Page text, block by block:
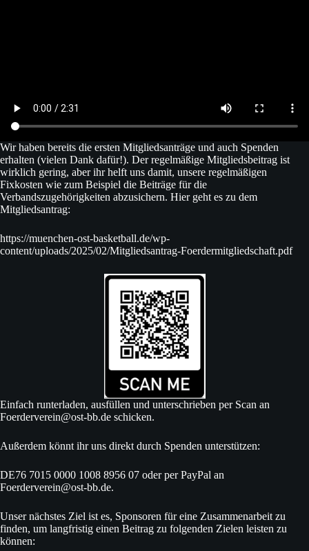
Wir haben bereits die ersten Mitgliedsanträge und auch Spenden
erhalten (vielen Dank dafür!). Der regelmäßige Mitgliedsbeitrag ist
wirklich gering, aber ihr helft uns damit, unsere regelmäßigen
Fixkosten wie zum Beispiel die Beiträge für die
Verbandszugehörigkeiten abzusichern. Hier geht es zu dem
Mitgliedsantrag:
https://muenchen-ost-basketball.de/wp-
content/uploads/2025/02/Mitgliedsantrag-Foerdermitgliedschaft.pdf
Einfach runterladen, ausfüllen und unterschrieben per Scan an
Foerderverein@ost-bb.de schicken.
Außerdem könnt ihr uns direkt durch Spenden unterstützen:
DE76 7015 0000 1008 8956 07 oder per PayPal an
Foerderverein@ost-bb.de.
Unser nächstes Ziel ist es, Sponsoren für eine Zusammenarbeit zu
finden, um langfristig einen Beitrag zu folgenden Zielen leisten zu
können: